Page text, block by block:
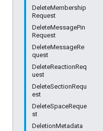
DeleteMembership
Request
DeleteMessagePin
Request
DeleteMessageRe
quest
DeleteReactionReq
uest
DeleteSectionRequ
est
DeleteSpaceReque
st
DeletionMetadata